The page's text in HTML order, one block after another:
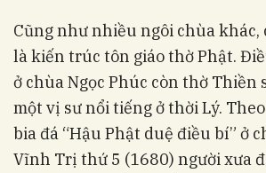
Cũng như nhiều ngôi chùa khác,
là kiến trúc tôn giáo thờ Phật.
ở chùa Ngọc Phúc còn thờ Thiền
một vị sư nổi tiếng ở thời Lý.
bia đá “Hậu Phật duệ điều bí” ở
Vĩnh Trị thứ 5 (1680) người xưa